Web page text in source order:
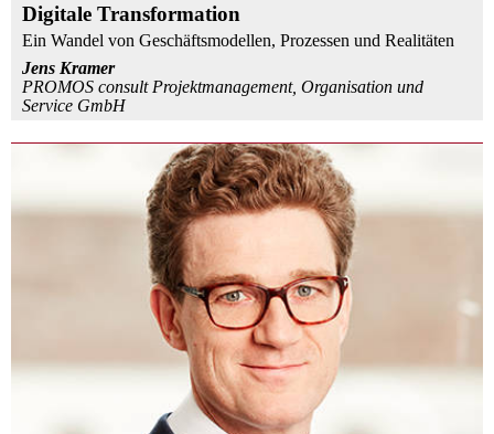
Digitale Transformation
Ein Wandel von Geschäftsmodellen, Prozessen und Realitäten
Jens Kramer
PROMOS consult Projektmanagement, Organisation und
Service GmbH